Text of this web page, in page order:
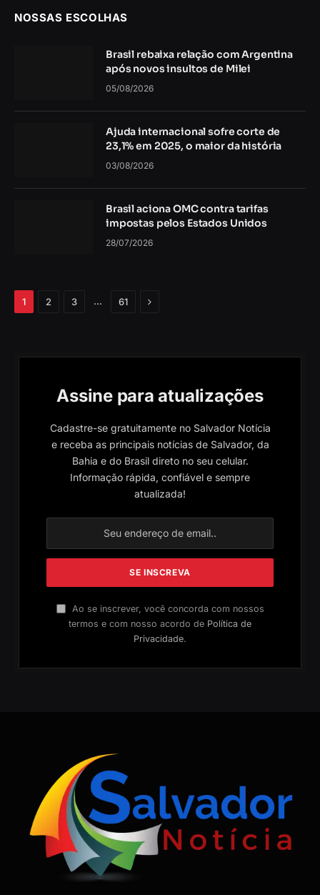
NOSSAS ESCOLHAS
Brasil rebaixa relação com Argentina
após novos insultos de Milei
05/08/2026
Ajuda internacional sofre corte de
23,1% em 2025, o maior da história
03/08/2026
Brasil aciona OMC contra tarifas
impostas pelos Estados Unidos
28/07/2026
1 2 3 … 61 Próximo
Assine para atualizações
Cadastre-se gratuitamente no Salvador Notícia
e receba as principais notícias de Salvador, da
Bahia e do Brasil direto no seu celular.
Informação rápida, confiável e sempre
atualizada!
Ao se inscrever, você concorda com nossos
termos e com nosso acordo de Política de
Privacidade.